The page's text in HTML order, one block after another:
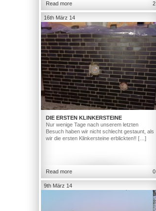
Read more 2
16th März 14
DIE ERSTEN KLINKERSTEINE
Nur wenige Tage nach unserem letzten
Besuch haben wir nicht schlecht gestaunt, als
wir die ersten Klinkersteine erblickten!! […]
Read more 0
9th März 14